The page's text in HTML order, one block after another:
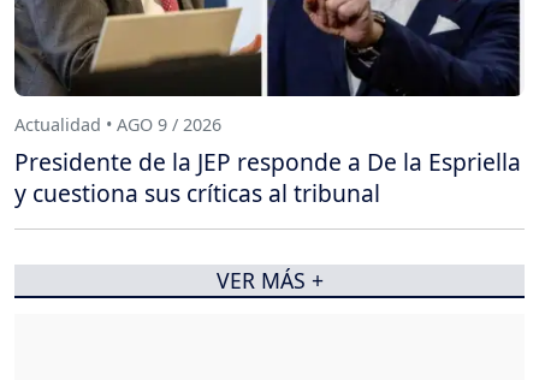
Actualidad • AGO 9 / 2026
Presidente de la JEP responde a De la Espriella
y cuestiona sus críticas al tribunal
VER MÁS +